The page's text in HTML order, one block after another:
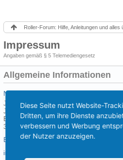
Roller-Forum: Hilfe, Anleitungen und alles
Impressum
Angaben gemäß § 5 Telemediengesetz
Allgemeine Informationen
Name und Anschrift
Jan-Dirk Kranz
Jetforce-Community.de - EB-Hosting
Begonienweg 19a
33659 Bielefeld
E-Mail-Adresse
info@jetforce-community.de
Diese Seite nutzt Website-
Dritten, um ihre Dienste
verbessern und Werbung
der Nutzer anzuzeigen.